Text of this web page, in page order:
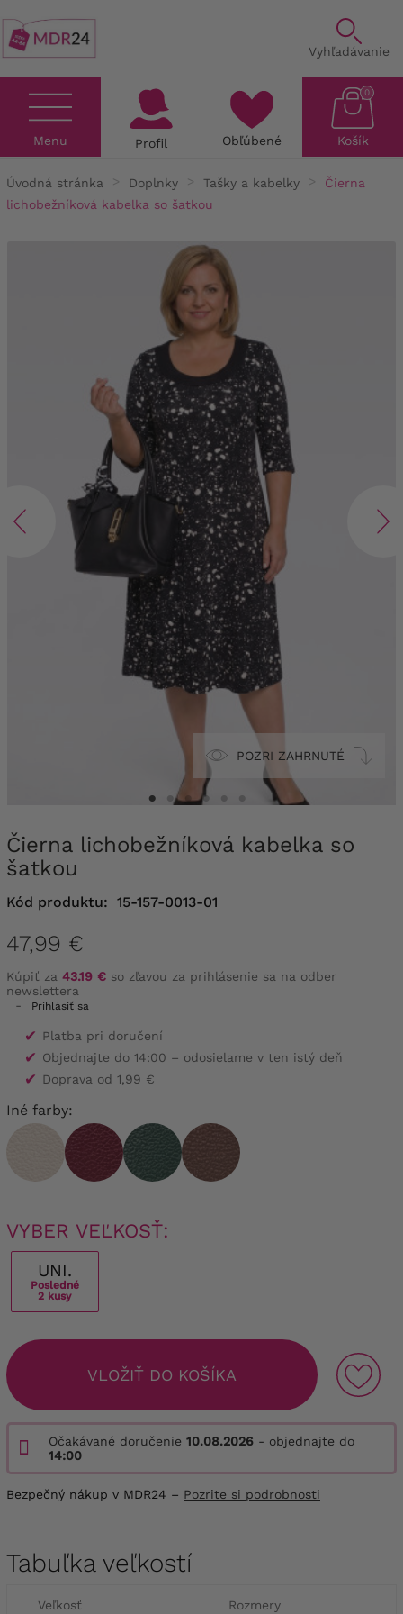
Vyhľadávanie
Menu Profil Obľúbené Košík
0
Úvodná stránka Doplnky Tašky a kabelky
Čierna
lichobežníková kabelka so šatkou
POZRI ZAHRNUTÉ
Čierna lichobežníková kabelka so
šatkou
Kód produktu: 15-157-0013-01
47,99 €
Kúpiť za 43.19 € so zľavou za prihlásenie sa na odber
newslettera
-
Prihlásiť sa
✔ Platba pri doručení
✔ Objednajte do 14:00 – odosielame v ten istý deň
✔ Doprava od 1,99 €
Iné farby:
VYBER VEĽKOSŤ:
UNI.
Posledné
2 kusy
VLOŽIŤ DO KOŠÍKA
Očakávané doručenie 10.08.2026 - objednajte do
14:00
Bezpečný nákup v MDR24 – Pozrite si podrobnosti
Tabuľka veľkostí
Veľkosť Rozmery